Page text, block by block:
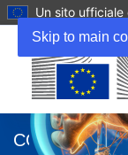
Skip to main
Un sito ufficiale
apre
in
CORDIS